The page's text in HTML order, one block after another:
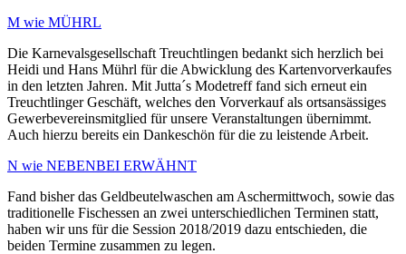
M wie MÜHRL
Die Karnevalsgesellschaft Treuchtlingen bedankt sich herzlich bei
Heidi und Hans Mührl für die Abwicklung des Kartenvorverkaufes
in den letzten Jahren. Mit Jutta´s Modetreff fand sich erneut ein
Treuchtlinger Geschäft, welches den Vorverkauf als ortsansässiges
Gewerbevereinsmitglied für unsere Veranstaltungen übernimmt.
Auch hierzu bereits ein Dankeschön für die zu leistende Arbeit.
N wie NEBENBEI ERWÄHNT
Fand bisher das Geldbeutelwaschen am Aschermittwoch, sowie das
traditionelle Fischessen an zwei unterschiedlichen Terminen statt,
haben wir uns für die Session 2018/2019 dazu entschieden, die
beiden Termine zusammen zu legen.